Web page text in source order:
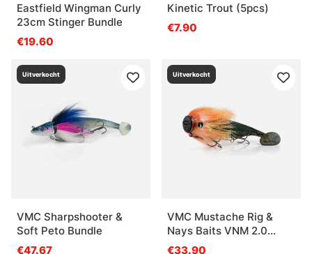
Eastfield Wingman Curly
23cm Stinger Bundle
€19.60
Kinetic Trout (5pcs)
€7.90
Uitverkocht
VMC Sharpshooter &
Soft Peto Bundle
€47.67
Uitverkocht
VMC Mustache Rig &
Nays Baits VNM 2.0
Bundle
€33.90